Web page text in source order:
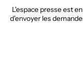
L'espace presse est
d'envoyer les